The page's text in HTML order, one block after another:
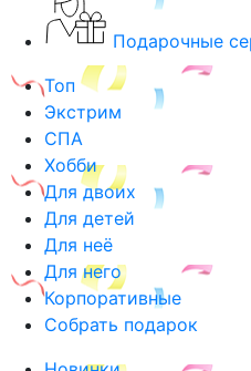
Подарочные
Топ
Экстрим
СПА
Хобби
Для двоих
Для детей
Для неё
Для него
Корпоративные
Собрать подарок